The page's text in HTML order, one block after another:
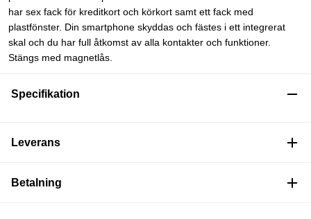
har sex fack för kreditkort och körkort samt ett fack med
plastfönster. Din smartphone skyddas och fästes i ett integrerat
skal och du har full åtkomst av alla kontakter och funktioner.
Stängs med magnetlås.
Specifikation
Leverans
Betalning